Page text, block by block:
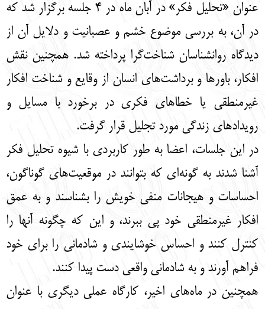
عنوان «تحلیل فکر» در آبان ماه در 4 جلسه برگزار شد که
در آن، به بررسی موضوع خشم و عصبانیت و دلایل آن از
دیدگاه روانشناسان شناخت‌گرا پرداخته شد. همچنین نقش
افکار، باورها و برداشت‌های انسان از وقایع و شناخت افکار
غیرمنطقی یا خطاهای فکری در برخورد با مسایل و
رویدادهای زندگی مورد تجلیل قرار گرفت.
در این جلسات، اعضا به طور کاربردی با شیوه تحلیل فکر
آشنا شدند به گونه‌ای که بتوانند در موقعیت‌های گوناگون،
احساسات و هیجانات منفی خویش را بشناسند و به عمق
افکار غیرمنطقی خود پی ببرند، و این که چگونه آنها را
کنترل کنند و احساس خوشایندی و شادمانی را برای خود
فراهم آورند و به شادمانی واقعی دست پیدا کنند.
همچنین در ماه‌های اخیر، کارگاه عملی دیگری با عنوان